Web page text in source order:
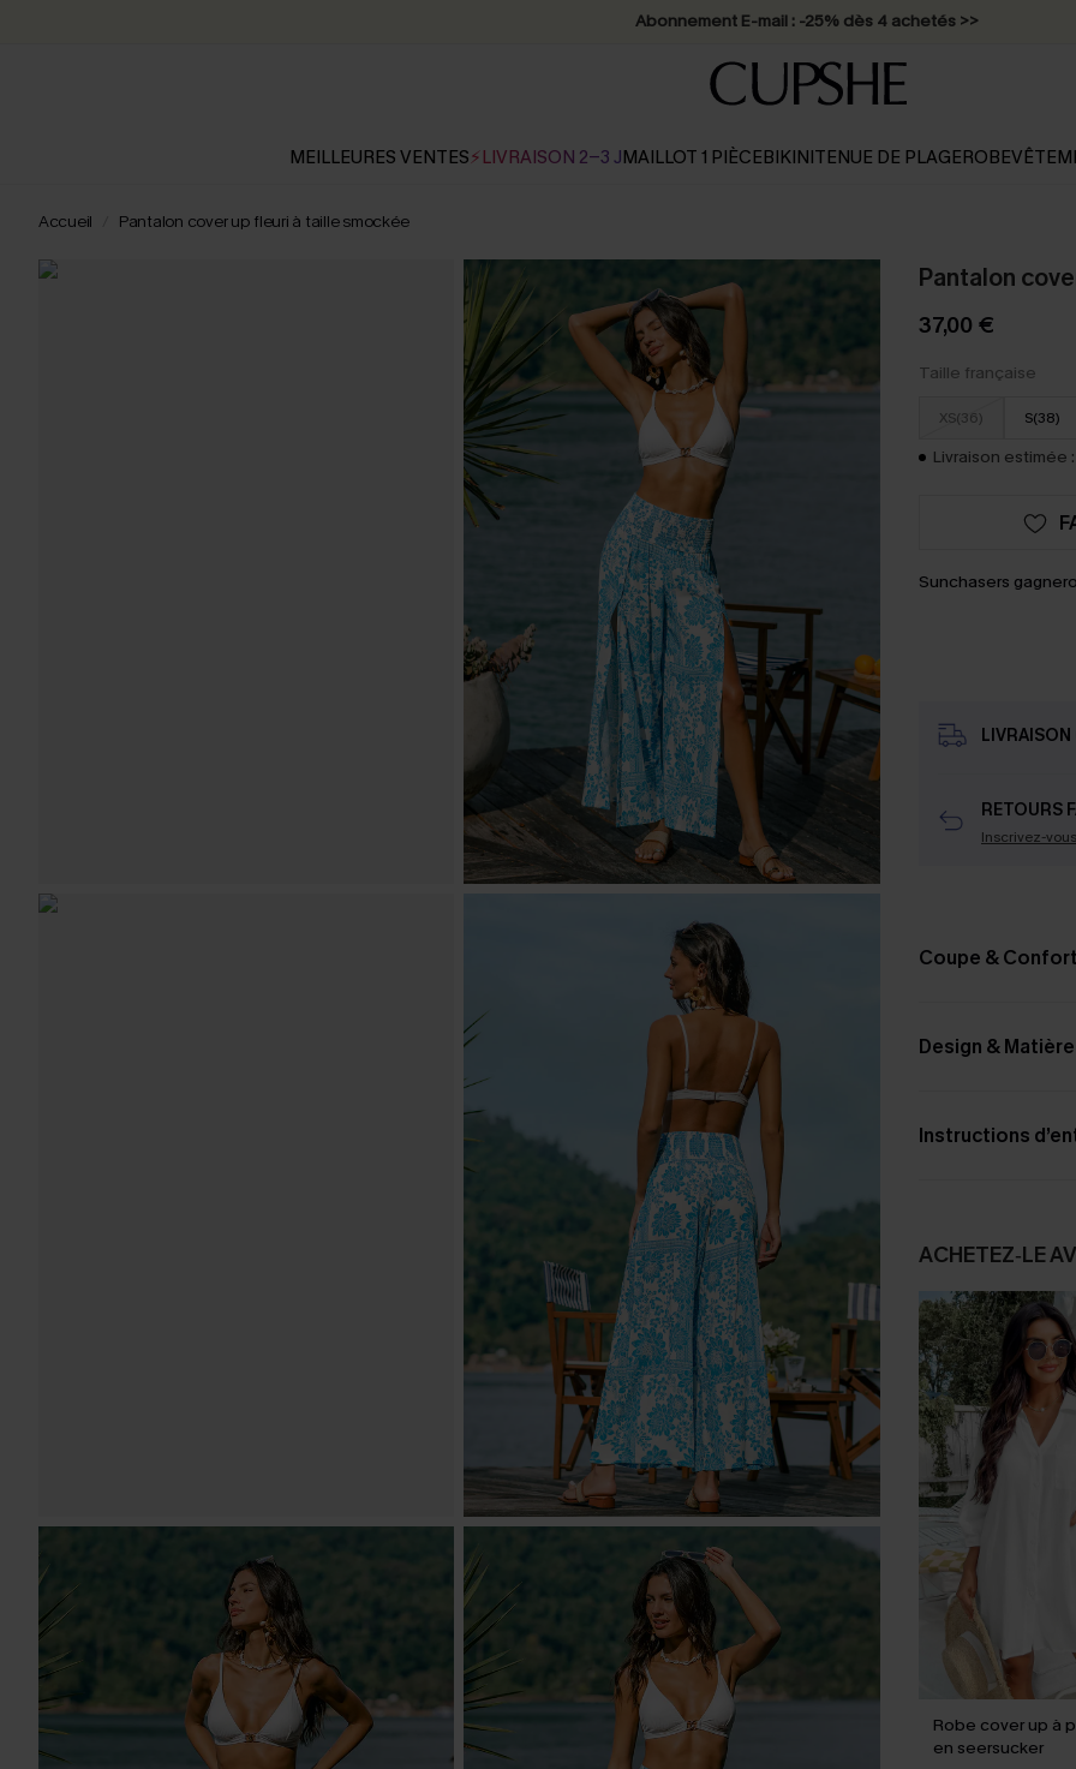
* Livraison éclair 2-3 jours ouvrés >>
MEILLEURES VENTES⚡LIVRAISON 2-3 JMAILLOT 1 PIÈCEBIKINITENUE DE PLAGEROBE
Accueil Pantalon cover up fleuri à taille smockée
Pantalon
37,00 €
Taille française
XS(36) S(38)
Livraison estimée
Sunchasers
RETOURS
Inscrivez-
Coupe & Confort
Design & Matière
Instructions
ACHETEZ‑LE
Robe cover up à
en seersucker